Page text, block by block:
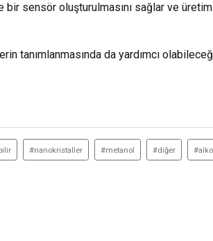
sensör oluşturulmasını sağlar ve
tanımlanmasında da yardımcı
#nanokristaller #metanol #diğer